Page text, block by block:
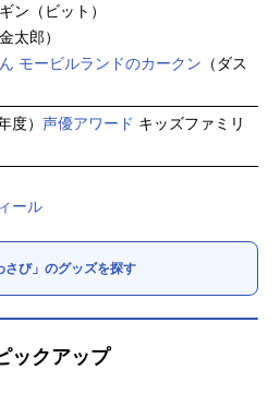
ン（ビット）
金太郎）
モービルランドのカークン （ダス
度） 声優アワード キッズファミリ
ール
さび」のグッズを探す
ックアップ